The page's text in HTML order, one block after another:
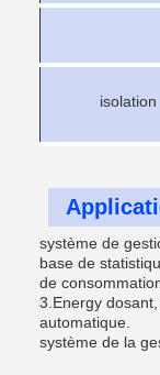
isolation
système de
base de
de
3.Energy
automatique.
système de la